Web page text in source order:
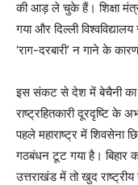
की आड़ ले चुके हैं। शिक्षा
गया और दिल्ली
‘राग-दरबारी’ न गाने के
इस संकट से देश में बेचैनी का
राष्ट्रहितकारी दूरदृष्टि के
पहले महाराष्ट्र में शिवसेना
गठबंधन टूट गया है।
उत्तराखंड में तो खुद